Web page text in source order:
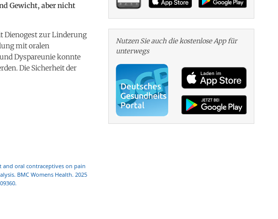
Gewicht, aber nicht
Dienogest zur Linderung
mit oralen
Dyspareunie konnte
Die Sicherheit der
and oral contraceptives on pain
BMC Womens Health. 2025
Nutzen Sie auch die kosten­lose App für
unterwegs